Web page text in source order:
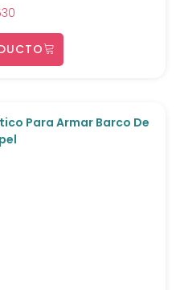
Para Armar Barco De